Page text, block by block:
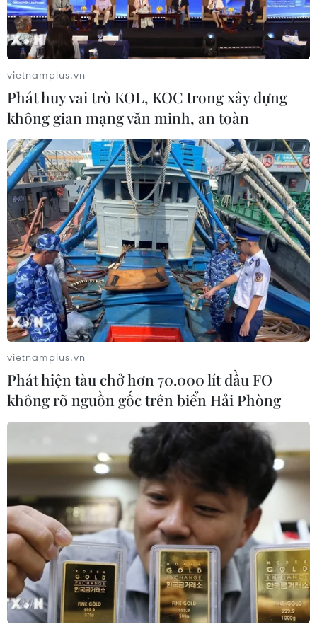
#chế biến nông sản #giá trị nông sản
#cơ giới hóa
#tiêu thụ nông sản
Theo dõi VietnamPlus
TIN LIÊN QUAN
vietnamplus.vn
Phát huy vai trò KOL, KOC trong xây dựng
không gian mạng văn minh, an toàn
vietnamplus.vn
Phát hiện tàu chở hơn 70.000 lít dầu FO
không rõ nguồn gốc trên biển Hải Phòng